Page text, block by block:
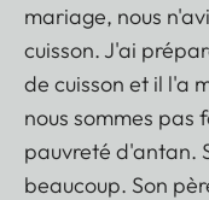
mariage, nous
cuisson. J'ai
de cuisson et il l'a
nous sommes pas
pauvreté d'antan.
beaucoup. Son